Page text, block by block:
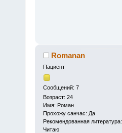
Romanan
Пациент
Сообщений: 7
Возраст: 24
Имя: Роман
Прохожу санчас: Да
Рекомендованная литература:
Читаю